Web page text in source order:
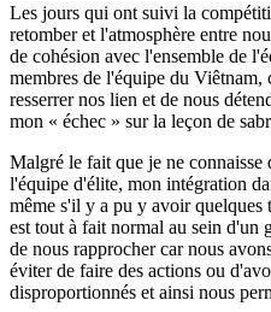
Les jours qui ont suivi la
retomber et l'atmosphère entre
de cohésion avec l'ensemble de
membres de l'équipe du Viêtnam,
resserrer nos lien et de nous
mon « échec » sur la leçon de
Malgré le fait que je ne connaisse
l'équipe d'élite, mon intégration
même s'il y a pu y avoir quelques
est tout à fait normal au sein d'un
de nous rapprocher car nous
éviter de faire des actions ou
disproportionnés et ainsi nous